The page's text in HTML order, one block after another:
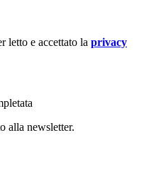
letto e accettato la privacy
alla newsletter.